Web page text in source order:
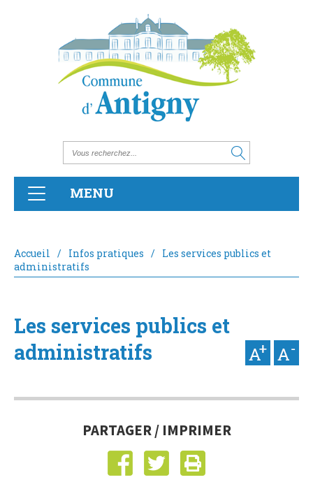
MENU
Accueil / Infos pratiques /
Les services publics et
administratifs
Les services publics et
administratifs
PARTAGER / IMPRIMER